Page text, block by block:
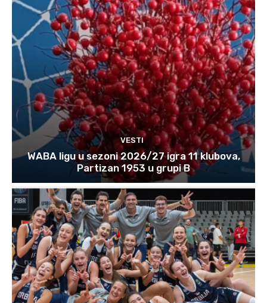
VESTI
WABA ligu u sezoni 2026/27 igra 11 klubova,
Partizan 1953 u grupi B